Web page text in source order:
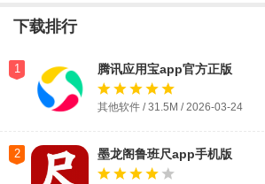
下载排行
1 腾讯应用宝app官方正版
其他软件 / 31.5M / 2026-03-24
2 墨龙阁鲁班尺app手机版